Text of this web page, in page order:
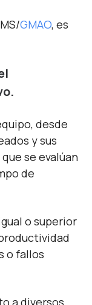
GMAO, es
desde
y sus
se evalúan
de
o superior
o fallos